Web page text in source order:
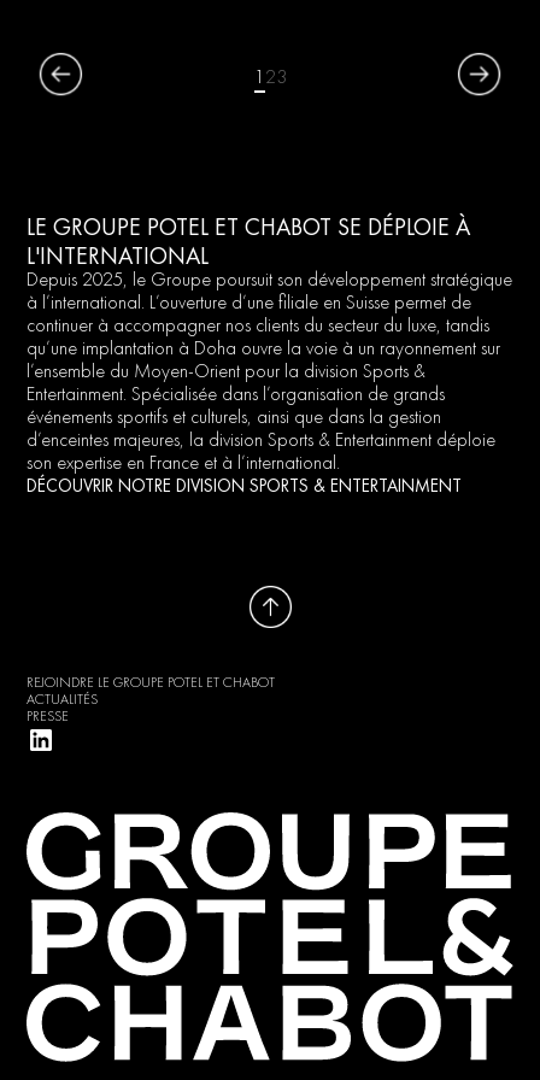
23
45
LE GROUPE POTEL ET CHABOT SE DÉPLOIE À
L'INTERNATIONAL
Depuis 2025, le Groupe poursuit son développement stratégique
à l’international. L’ouverture d’une filiale en Suisse permet de
continuer à accompagner nos clients du secteur du luxe, tandis
qu’une implantation à Doha ouvre la voie à un rayonnement sur
l’ensemble du Moyen-Orient pour la division Sports &
Entertainment. Spécialisée dans l’organisation de grands
événements sportifs et culturels, ainsi que dans la gestion
d’enceintes majeures, la division Sports & Entertainment déploie
son expertise en France et à l’international.
DÉCOUVRIR NOTRE DIVISION SPORTS & ENTERTAINMENT
REJOINDRE LE GROUPE POTEL ET CHABOT
ACTUALITÉS
PRESSE